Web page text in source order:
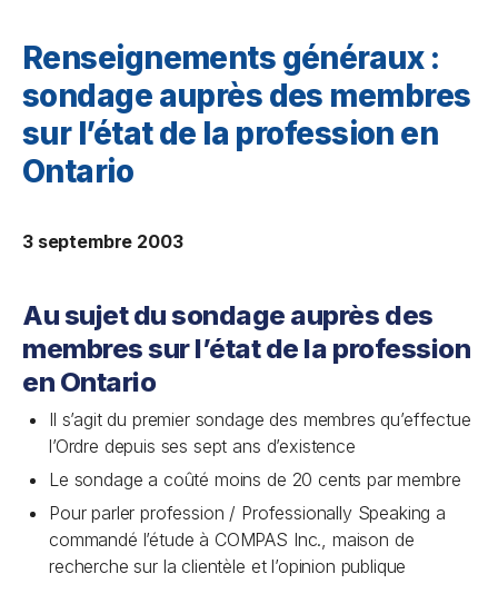
Renseignements généraux :
sondage auprès des membres
sur l’état de la profession en
Ontario
3 septembre 2003
Au sujet du sondage auprès des
membres sur l’état de la profession
en Ontario
Il s’agit du premier sondage des membres qu’effectue
l’Ordre depuis ses sept ans d’existence
Le sondage a coûté moins de 20 cents par membre
Pour parler profession / Professionally Speaking a
commandé l’étude à COMPAS Inc., maison de
recherche sur la clientèle et l’opinion publique